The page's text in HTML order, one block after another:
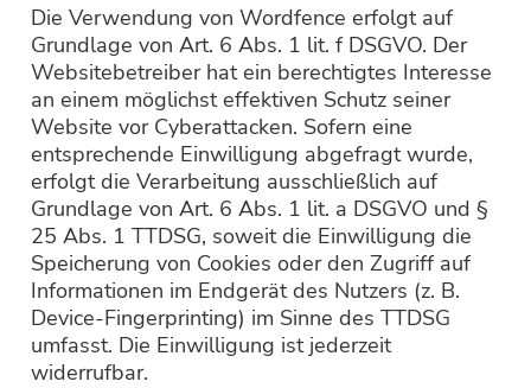
Die Verwendung von Wordfence erfolgt auf
Grundlage von Art. 6 Abs. 1 lit. f DSGVO. Der
Websitebetreiber hat ein berechtigtes Interesse
an einem möglichst effektiven Schutz seiner
Website vor Cyberattacken. Sofern eine
entsprechende Einwilligung abgefragt wurde,
erfolgt die Verarbeitung ausschließlich auf
Grundlage von Art. 6 Abs. 1 lit. a DSGVO und §
25 Abs. 1 TTDSG, soweit die Einwilligung die
Speicherung von Cookies oder den Zugriff auf
Informationen im Endgerät des Nutzers (z. B.
Device-Fingerprinting) im Sinne des TTDSG
umfasst. Die Einwilligung ist jederzeit
widerrufbar.